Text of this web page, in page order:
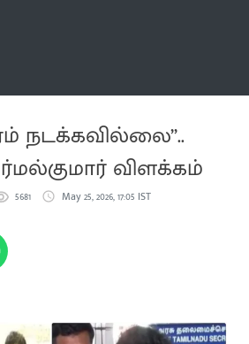
நடக்கவில்லை”..
விளக்கம்
5681 May 25, 2026, 17:05 IST